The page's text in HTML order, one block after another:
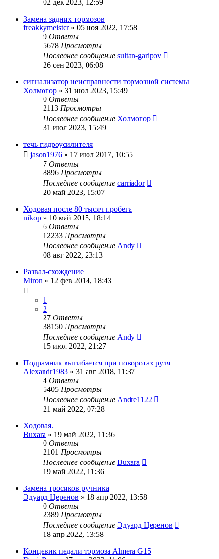
02 дек 2023, 12:59
Замена задних тормозов
freakkymeister» 05 ноя 2022, 17:58
9 Ответы
5678 Просмотры
Последнее сообщение sultan-garipov
26 сен 2023, 06:08
сигнализатор неисправности тормозной системы
Холмогор » 31 июл 2023, 15:49
0 Ответы
2113 Просмотры
Последнее сообщение Холмогор
31 июл 2023, 15:49
течь гидроусилителя
jason1976 » 17 июл 2017, 10:55
7 Ответы
8896 Просмотры
Последнее сообщение carriador
20 май 2023, 15:07
Ходовая после 80 тысяч пробега
nikop » 10 май 2015, 18:14
6 Ответы
12233 Просмотры
Последнее сообщение Andy
08 авг 2022, 23:13
Развал-схождение
Miron » 12 фев 2014, 18:43
1
2
27 Ответы
38150 Просмотры
Последнее сообщение Andy
15 июл 2022, 21:27
Подрамник выгибается при поворотах руля
Alexandr1983 » 31 авг 2018, 11:37
4 Ответы
5405 Просмотры
Последнее сообщение Andre1122
21 май 2022, 07:28
Ходовая.
Buxara » 19 май 2022, 11:36
0 Ответы
2101 Просмотры
Последнее сообщение Buxara
19 май 2022, 11:36
Замена тросиков ручника
Эдуард Церенов » 18 апр 2022, 13:58
0 Ответы
2389 Просмотры
Последнее сообщение Эдуард Церенов
18 апр 2022, 13:58
Концевик педали тормоза Almera G15